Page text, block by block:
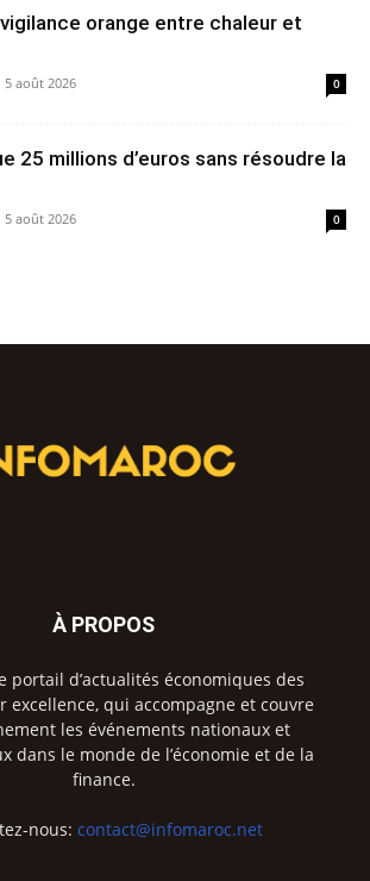
orange entre chaleur et
5 août 2026 0
25 millions d’euros sans résoudre la
5 août 2026 0
À PROPOS
portail d’actualités économiques des
excellence, qui accompagne et couvre
les événements nationaux et
dans le monde de l’économie et de la
finance.
nous: contact@infomaroc.net